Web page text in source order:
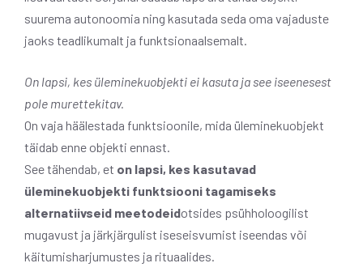
suurema autonoomia ning kasutada seda oma vajaduste
jaoks teadlikumalt ja funktsionaalsemalt.
On lapsi, kes üleminekuobjekti ei kasuta ja see iseenesest
pole murettekitav.
On vaja häälestada funktsioonile, mida üleminekuobjekt
täidab enne objekti ennast.
See tähendab, et on lapsi, kes kasutavad
üleminekuobjekti funktsiooni tagamiseks
alternatiivseid meetodeidotsides psühholoogilist
mugavust ja järkjärgulist iseseisvumist iseendas või
käitumisharjumustes ja rituaalides.